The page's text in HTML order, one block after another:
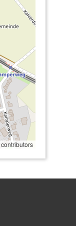
contributors